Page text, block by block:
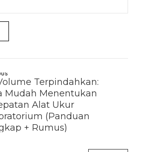
Terpindahkan:
Mudah Menentukan
Alat Ukur
(Panduan
+ Rumus)